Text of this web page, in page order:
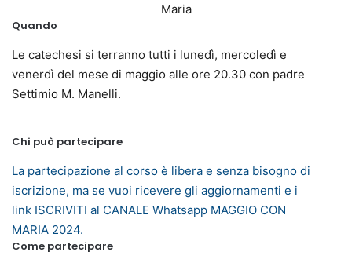
Maria
Quando
Le catechesi si terranno tutti i lunedì, mercoledì e
venerdì del mese di maggio alle ore 20.30 con padre
Settimio M. Manelli.
Chi può partecipare
La partecipazione al corso è libera e senza bisogno di
iscrizione, ma se vuoi ricevere gli aggiornamenti e i
link ISCRIVITI al CANALE Whatsapp MAGGIO CON
MARIA 2024.
Come partecipare